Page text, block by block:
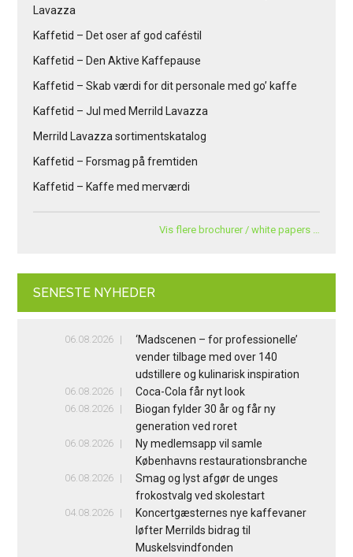
Lavazza
Kaffetid – Det oser af god caféstil
Kaffetid – Den Aktive Kaffepause
Kaffetid – Skab værdi for dit personale med go’ kaffe
Kaffetid – Jul med Merrild Lavazza
Merrild Lavazza sortimentskatalog
Kaffetid – Forsmag på fremtiden
Kaffetid – Kaffe med merværdi
Vis flere brochurer / white papers …
SENESTE NYHEDER
06.08.2026
‘Madscenen – for professionelle’
vender tilbage med over 140
udstillere og kulinarisk inspiration
06.08.2026 Coca-Cola får nyt look
06.08.2026
Biogan fylder 30 år og får ny
generation ved roret
06.08.2026
Ny medlemsapp vil samle
Københavns restaurationsbranche
06.08.2026
Smag og lyst afgør de unges
frokostvalg ved skolestart
04.08.2026
Koncertgæsternes nye kaffevaner
løfter Merrilds bidrag til
Muskelsvindfonden